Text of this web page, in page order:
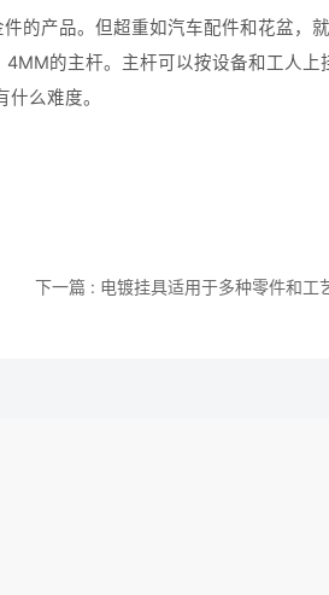
的产品。但超重如汽车配件和花盆，
的主杆。主杆可以按设备和工人上
么难度。
下一篇 : ​电镀挂具适用于多种零件和工